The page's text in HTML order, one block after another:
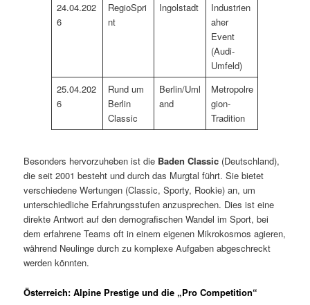
24.04.202
6
RegioSpri
nt
Ingolstadt
Industrien
aher
Event
(Audi-
Umfeld)
25.04.202
6
Rund um
Berlin
Classic
Berlin/Uml
and
Metropolre
gion-
Tradition
Besonders hervorzuheben ist die Baden Classic (Deutschland),
die seit 2001 besteht und durch das Murgtal führt. Sie bietet
verschiedene Wertungen (Classic, Sporty, Rookie) an, um
unterschiedliche Erfahrungsstufen anzusprechen. Dies ist eine
direkte Antwort auf den demografischen Wandel im Sport, bei
dem erfahrene Teams oft in einem eigenen Mikrokosmos agieren,
während Neulinge durch zu komplexe Aufgaben abgeschreckt
werden könnten.
Österreich: Alpine Prestige und die „Pro Competition“